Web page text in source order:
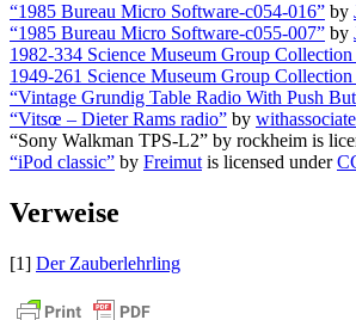
“1985 Bureau Micro Software-c054-016” by
“1985 Bureau Micro Software-c055-007” by
1982-334 Science Museum Group
1949-261 Science Museum Group
“Vintage Grundig Table Radio With Push
“Vitsœ – Dieter Rams radio” by
“Sony Walkman TPS-L2” by rockheim is
“iPod classic” by Freimutis licensed under
Verweise
[1] Der Zauberlehrling